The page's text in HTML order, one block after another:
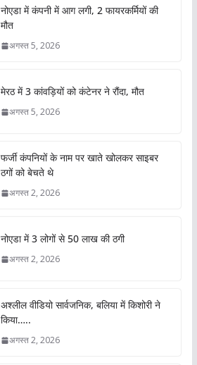
नोएडा में कंपनी में आग लगी, 2 फायरकर्मियों की
मौत
अगस्त 5, 2026
मेरठ में 3 कांवड़ियों को कंटेनर ने रौंदा, मौत
अगस्त 5, 2026
फर्जी कंपनियों के नाम पर खाते खोलकर साइबर
ठगों को बेचते थे
अगस्त 2, 2026
नोएडा में 3 लोगों से 50 लाख की ठगी
अगस्त 2, 2026
अश्लील वीडियो सार्वजनिक, बलिया में किशोरी ने
किया…..
अगस्त 2, 2026